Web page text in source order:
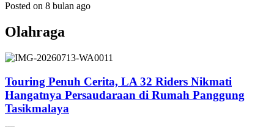
Posted on 8 bulan ago
Olahraga
Touring Penuh Cerita, LA 32 Riders Nikmati
Hangatnya Persaudaraan di Rumah Panggung
Tasikmalaya